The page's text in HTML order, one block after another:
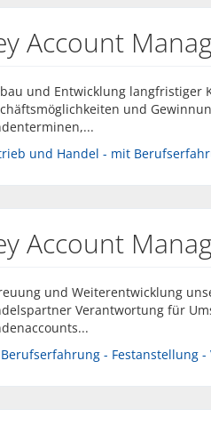
Account
und Entwicklung langfristiger
und
und Handel - mit
Account
und Weiterentwicklung
Verantwortung für
- Festanstellung -